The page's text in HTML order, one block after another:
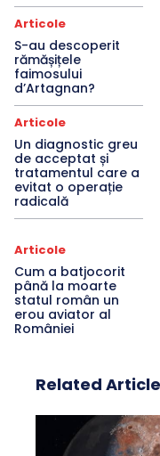
Articole
S-au descoperit
rămășițele
faimosului
d’Artagnan?
Articole
Un diagnostic greu
de acceptat și
tratamentul care a
evitat o operație
radicală
Articole
Cum a batjocorit
până la moarte
statul român un
erou aviator al
României
Related